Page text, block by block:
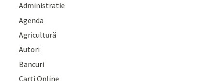
Administratie
Agenda
Agricultură
Autori
Bancuri
Carti Online